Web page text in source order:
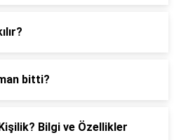
bitti?
Bilgi ve Özellikler